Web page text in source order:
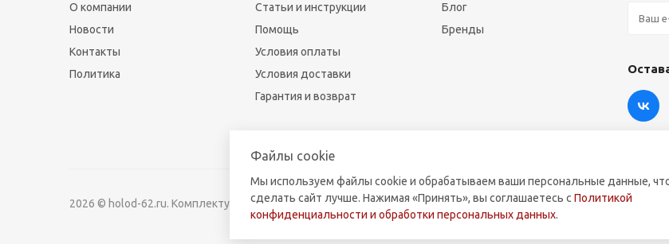
О компании
Новости
Контакты
Политика
Статьи и инструкции
Помощь
Условия оплаты
Условия доставки
Гарантия и возврат
Блог
Бренды
2026 © holod-62.ru. Комплектующие для бытовой и коммерческой техники.
Файлы cookie
Мы используем файлы cookie и обрабатываем ваши персональные данные,
сделать сайт лучше. Нажимая «Принять», вы соглашаетесь с Политикой
конфиденциальности и обработки персональных данных.